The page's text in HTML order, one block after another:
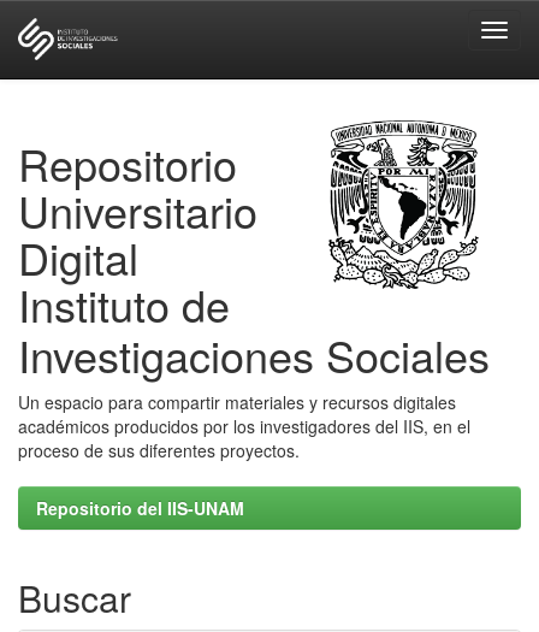
Repositorio
Universitario
Digital
Instituto de
Investigaciones Sociales
Un espacio para compartir materiales y recursos digitales
académicos producidos por los investigadores del IIS, en el
proceso de sus diferentes proyectos.
Repositorio del IIS-UNAM
Buscar